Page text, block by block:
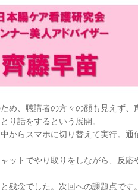
め、聴講者の方々の顔も見えず、
り話をするという展開。
からスマホに切り替えて実行。通
ットでやり取りをしながら、反応
残念でした。次回への課題点です